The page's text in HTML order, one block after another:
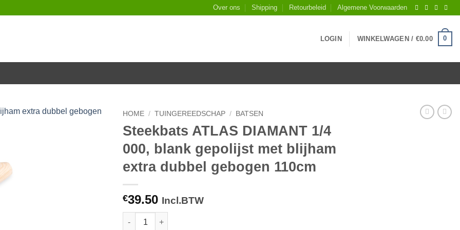
Over ons Shipping Retourbeleid Algemene Voorwaarden
LOGIN WINKELWAGEN / €0.00 0
HOME / TUINGEREEDSCHAP / BATSEN
Steekbats ATLAS DIAMANT 1/4
000, blank gepolijst met blijham
extra dubbel gebogen 110cm
€39.50 Incl.BTW
Steekbats ATLAS DIAMANT 1/4 000, blank gepolijst met blijham extra dubbel gebogen 110cm